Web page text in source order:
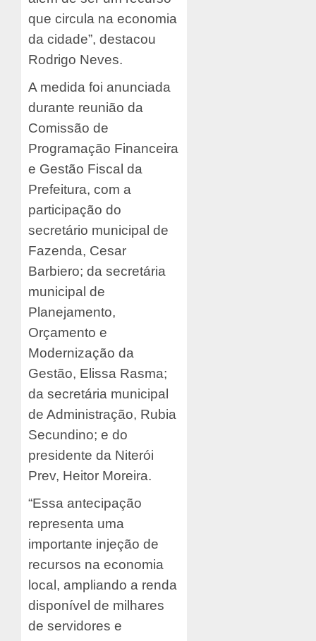
que circula na economia
da cidade”, destacou
Rodrigo Neves.
A medida foi anunciada
durante reunião da
Comissão de
Programação Financeira
e Gestão Fiscal da
Prefeitura, com a
participação do
secretário municipal de
Fazenda, Cesar
Barbiero; da secretária
municipal de
Planejamento,
Orçamento e
Modernização da
Gestão, Elissa Rasma;
da secretária municipal
de Administração, Rubia
Secundino; e do
presidente da Niterói
Prev, Heitor Moreira.
“Essa antecipação
representa uma
importante injeção de
recursos na economia
local, ampliando a renda
disponível de milhares
de servidores e